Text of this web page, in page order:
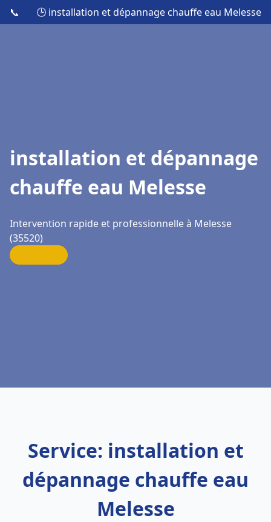
📞 🕒 installation et dépannage chauffe eau Melesse
installation et dépannage
chauffe eau Melesse
Intervention rapide et professionnelle à Melesse
(35520)
Service: installation et
dépannage chauffe eau
Melesse